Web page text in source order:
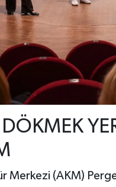
Merkezi (AKM)